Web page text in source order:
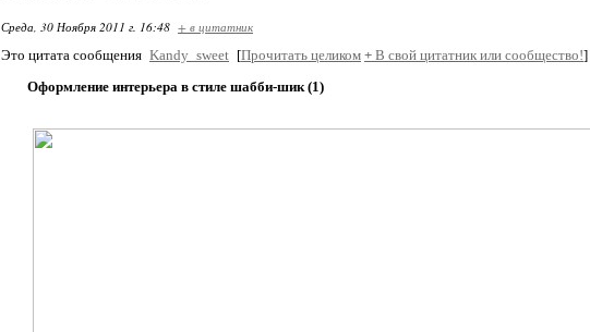
Среда, 30 Ноября 2011 г. 16:48 + в цитатник
Это цитата сообщения Kandy_sweet [Прочитать целиком + В свой цитатник или сообщество!]
Оформление интерьера в стиле шабби-шик (1)